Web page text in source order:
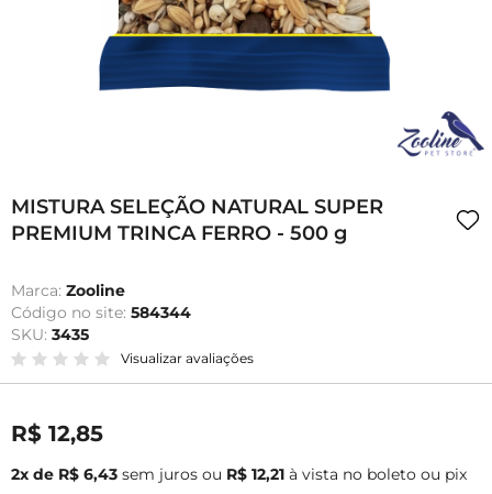
MISTURA SELEÇÃO NATURAL SUPER
PREMIUM TRINCA FERRO - 500 g
Marca: Zooline
Código no site: 584344
SKU: 3435
Visualizar avaliações
R$ 12,85
2x de R$ 6,43 sem juros ou R$ 12,21 à vista no boleto ou pix